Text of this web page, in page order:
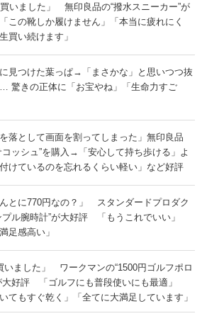
買いました」 無印良品の“撥水スニーカー”が
この靴しか履けません」「本当に疲れにく
買い続けます」
見つけた葉っぱ→「まさかな」と思いつつ抜
驚きの正体に「お宝やね」「生命力すご
を落として画面を割ってしまった」無印良品
コッシュ”を購入→「安心して持ち歩ける」よ
けているのを忘れるくらい軽い」など好評
んとに770円なの？」 スタンダードプロダク
プル腕時計”が大好評 「もうこれでいい」
足感高い」
いました」 ワークマンの“1500円ゴルフポロ
大好評 「ゴルフにも普段使いにも最適」
いてもすぐ乾く」「全てに大満足しています」